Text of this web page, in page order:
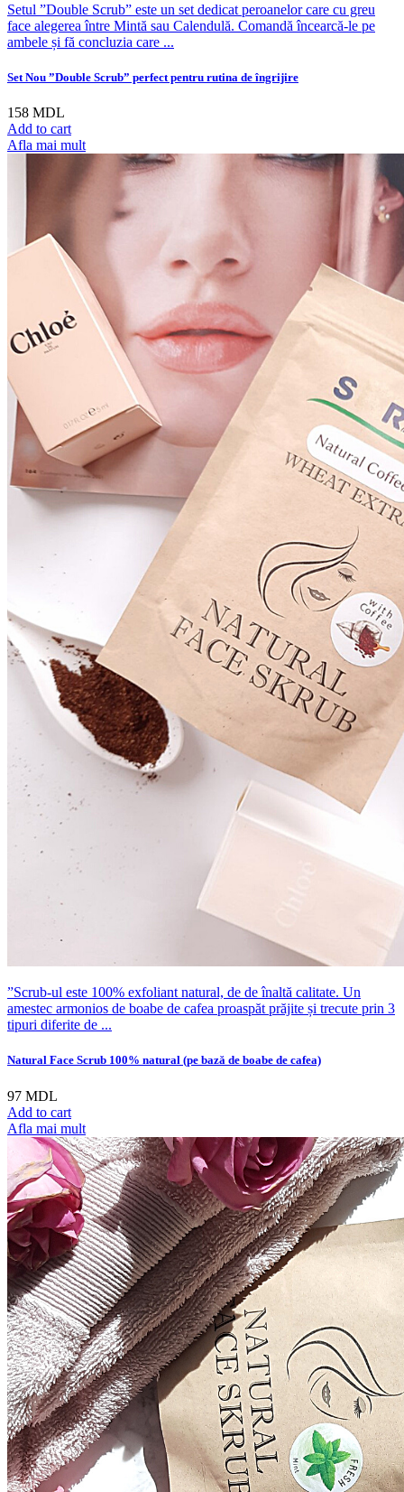
Setul ”Double Scrub” este un set dedicat peroanelor care cu greu
face alegerea între Mintă sau Calendulă. Comandă încearcă-le pe
ambele și fă concluzia care ...
Set Nou ”Double Scrub” perfect pentru rutina de îngrijire
158 MDL
Add to cart
Afla mai mult
”Scrub-ul este 100% exfoliant natural, de de înaltă calitate. Un
amestec armonios de boabe de cafea proaspăt prăjite și trecute prin 3
tipuri diferite de ...
Natural Face Scrub 100% natural (pe bază de boabe de cafea)
97 MDL
Add to cart
Afla mai mult